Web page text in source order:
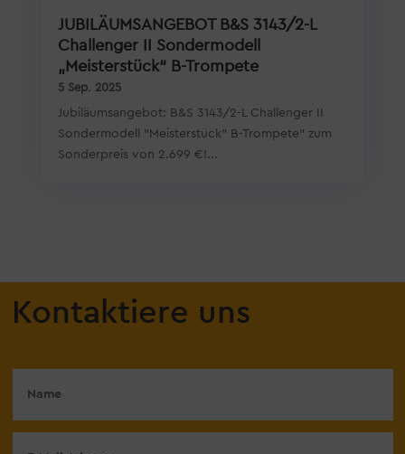
JUBILÄUMSANGEBOT B&S 3143/2-L
Challenger II Sondermodell
„Meisterstück“ B-Trompete
5 Sep. 2025
Jubiläumsangebot: B&S 3143/2-L Challenger II
Sondermodell "Meisterstück" B-Trompete" zum
Sonderpreis von 2.699 €!...
Kontaktiere uns